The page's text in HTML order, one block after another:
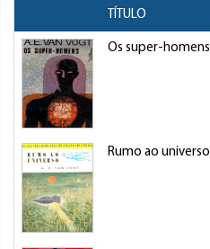
TÍTULO
Os super-homens
Rumo ao universo